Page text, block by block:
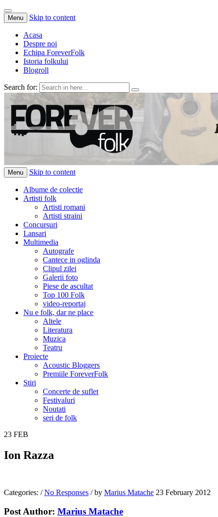
Menu Skip to content
Acasa
Despre noi
Echipa ForeverFolk
Istoria folkului
Blogroll
Search for:
ForeverFolk
Muzica sufletului tau
Menu Skip to content
Albume de colectie
Artisti folk
Artisti romani
Artisti straini
Concursuri
Lansari
Multimedia
Autografe
Cantece in oglinda
Clipul zilei
Galerii foto
Piese de ascultat
Top 100 Folk
video-reportaj
Nu e folk, dar ne place
Altele
Literatura
Muzica
Teatru
Proiecte
Acoustic Bloggers
Premiile ForeverFolk
Stiri
Concerte de suflet
Festivaluri
Noutati
seri de folk
23 FEB
Ion Razza
Categories: / No Responses /by Marius Matache 23 February 2012
Post Author: Marius Matache